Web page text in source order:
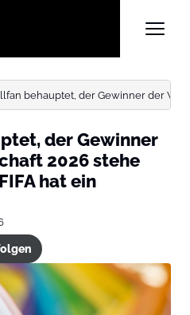
behauptet, der Gewinner der
der Gewinner
2026 stehe
hat ein